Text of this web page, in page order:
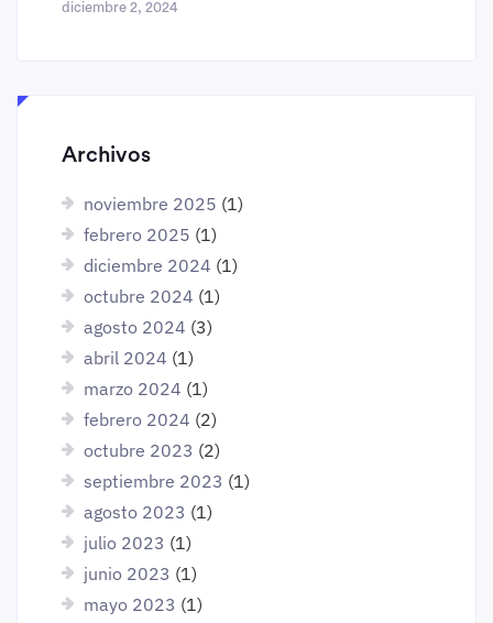
diciembre 2, 2024
Archivos
noviembre 2025 (1)
febrero 2025 (1)
diciembre 2024 (1)
octubre 2024 (1)
agosto 2024 (3)
abril 2024 (1)
marzo 2024 (1)
febrero 2024 (2)
octubre 2023 (2)
septiembre 2023 (1)
agosto 2023 (1)
julio 2023 (1)
junio 2023 (1)
mayo 2023 (1)